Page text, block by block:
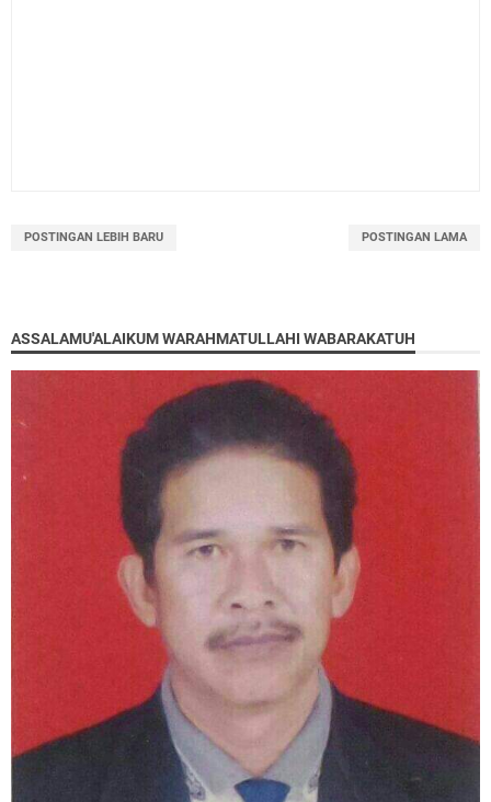
POSTINGAN LEBIH BARU POSTINGAN LAMA
ASSALAMU'ALAIKUM WARAHMATULLAHI WABARAKATUH